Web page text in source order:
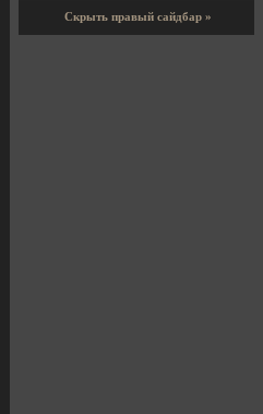
Скрыть правый сайдбар »